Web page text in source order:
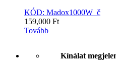
KÓD: Madox1000W_č
159,000 Ft
Tovább
Kínálat